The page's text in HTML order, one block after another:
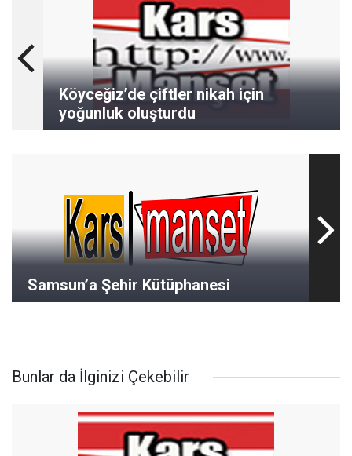
Köyceğiz’de çiftler nikah için
yoğunluk oluşturdu
Samsun’a Şehir Kütüphanesi
Bunlar da İlginizi Çekebilir